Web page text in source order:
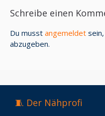
Schreibe einen
Du musst angemeldet
abzugeben.
🧵 Der Nähprofi